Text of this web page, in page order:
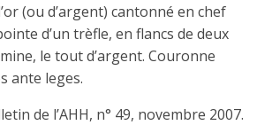
(ou d’argent) cantonné en chef
d’un trèfle, en flancs de deux
le tout d’argent. Couronne
ante leges.
de l’AHH, n° 49, novembre 2007.